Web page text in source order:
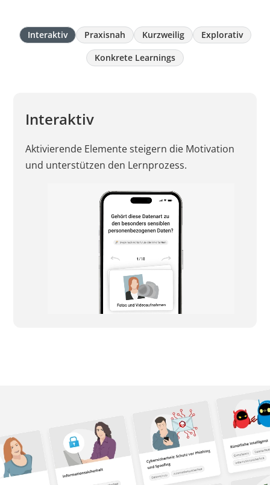
Interaktiv Praxisnah Kurzweilig
Explorativ
Konkrete Learnings
Interaktiv
Aktivierende Elemente steigern die Motivation
und unterstützen den Lernprozess.